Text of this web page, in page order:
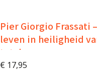
Pier Giorgio Frassati
leven in heiligheid
tot dag
€ 17,95